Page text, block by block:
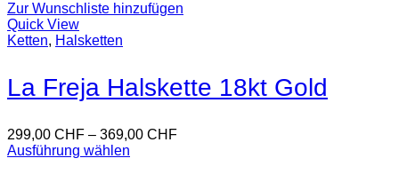
Zur Wunschliste hinzufügen
Quick View
Ketten, Halsketten
La Freja Halskette 18kt Gold
299,00 CHF – 369,00 CHF
Ausführung wählen